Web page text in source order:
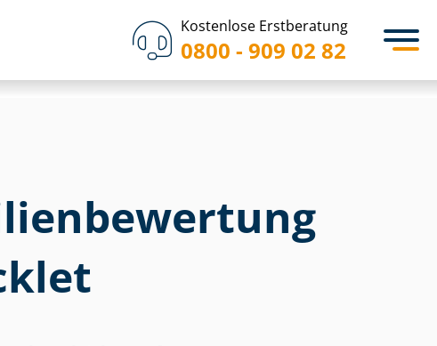
Kostenlose Erstberatung
0800 - 909 02 82